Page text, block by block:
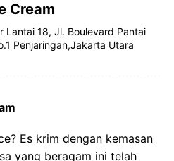
Cream
Lantai 18, Jl. Boulevard Pantai
Penjaringan,Jakarta Utara
Es krim dengan kemasan
yang beragam ini telah